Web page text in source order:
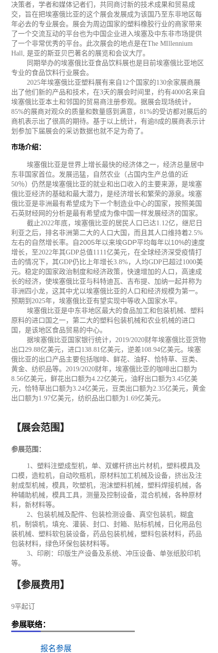
决策者，学者和媒体记者们，共同商讨新的技术成果和 贸易成
交，旨在把埃塞俄比亚的这个展会发展成为该国乃至东非地区每
年必去的专业展会。展会为周边国家的塑料橡胶行业的商家带来
了一个交流互动的平台也为中国企业进入埃塞及中东非市场提供
了一个非常优秀的平台。此次展会的地点是在The MIllennium
Hall, 是亚的斯亚贝巴著名的展览和会议大厅。
同期举办的埃塞俄比亚食品饮料展也是目前埃塞俄比亚地区
专业的食品饮料行业展会。
2025年埃塞俄比亚塑料展有来自 12个国家的130余家展商展
出了他们新的产品和技术，在3天的展会时间里，约有4000名来自
埃塞俄比亚本土和邻国的贸易商注册参观。据展会现场统计，
85%的展商对观众的质量和数量感到满意， 81%的受访都对展后的
商机表示出了很高的期待。基于以上统计，有逾8成的展商表示计
划参加下届展会的采访数据也就不足为奇了。
市场介绍：
埃塞俄比亚是世界上增长最快的经济体之一，经济总量居中
东非国家首位。发展迅猛，自然农业（占国内生产总值的近
50％）仍然是埃塞俄比亚的就业和出口收入的主要来源，是埃塞
俄比亚经济的基础和最大潜力，是经济增长和繁荣的源泉。埃塞
俄比亚是非洲最有希望成为下一个制造业中心的国家，按照美国
石英财经网的分析是最有希望成为像中国一样发展经济的国家。
截止2022年底，埃塞俄比亚的居民人口已达1.12亿，继尼日
利亚之后，排名非洲第二大的人口大国，而且其人口维持着2.5%
左右的自然增长率。
自 2005年以来埃GDP平均每年以 10%的速度
增长，至2022年其GDP总值1111 亿美元，在全球经济深受疫情打
击的情况下，其GDP仍比上年增长3.8% ，人均GDP 已超过1000美
元。稳定的国家政治制度和经济政策，快速增加的人口，高速成
长的经济，使埃塞俄比亚与科特迪瓦、吉布提、加纳一起并称为
非洲四小龙，这其中尤以埃塞俄比亚的人口和经济规模为第一。
预期到 2025年，埃塞俄比亚有望实现中等收入国家水平。
埃塞俄比亚是中东非地区最大的食品加工和包装机械、塑料
原料的进口国之一，第二大的塑料包装机械和农业机械的进口
国，是该地区食品贸易的中心。
据埃塞俄比亚国家银行统计， 2019/2020财年埃塞俄比亚货物
出口 29.88亿美元，进口 138.81 亿美元，逆差108.94亿美元。埃塞
俄比亚的出口产品主要包括咖啡、鲜花、油籽、恰特草、豆类、
黄金、 纺织品等。 2019/2020财年，埃塞俄比亚的咖啡出口额为
8.56亿美元，鲜花出口额为4.22亿美元，油籽出口额为3.45亿美
元，恰特草出口额为3.24亿美元，豆类出口额为2.35亿美元，黄金
出口额为1.97亿美元，纺织品出口额为1.69亿美元。
【展会范围】
参展范围：
1 、塑料注塑成型机，单、双螺杆挤出片材机，塑料模具及
口模，造粒机，自动吹瓶机，原材料加工机械及设备，挤出及注
射成型机械，模具，吹塑机，泡沫塑料机械，塑料焊接机械，各
种辅助机械，模具工具，测量及控制设备，混合机械，各种原材
料，新材料等。
2、 包装机械及配件、包装检测设备、真空包装机，糊盒
机，制袋机，填充、灌装、封口、封箱、贴标机械，日化用品包
装机械、塑料软包装设备，药品包装机械，塑料包装材料，药品
包装材料，绿色环保包装材料等。
3、 印刷 ：印版生产设备及系统、冲压设备、单张纸胶印机
等。
【参展费用】
9平起订
参展联络：
报名参展